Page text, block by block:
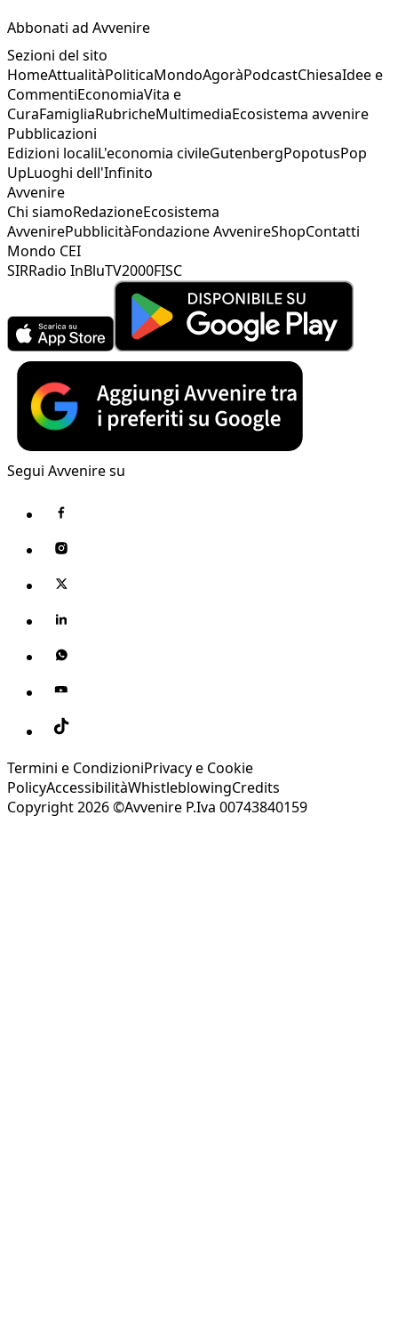
Abbonati ad Avvenire
Sezioni del sito
HomeAttualitàPoliticaMondoAgoràPodcastChiesaIdee e
CommentiEconomiaVita e
CuraFamigliaRubricheMultimediaEcosistema avvenire
Pubblicazioni
Edizioni localiL'economia civileGutenbergPopotusPop
UpLuoghi dell'Infinito
Avvenire
Chi siamoRedazioneEcosistema
AvvenirePubblicitàFondazione AvvenireShopContatti
Mondo CEI
SIRRadio InBluTV2000FISC
Segui Avvenire su
Termini e CondizioniPrivacy e Cookie
PolicyAccessibilitàWhistleblowingCredits
Copyright 2026 ©Avvenire P.Iva 00743840159